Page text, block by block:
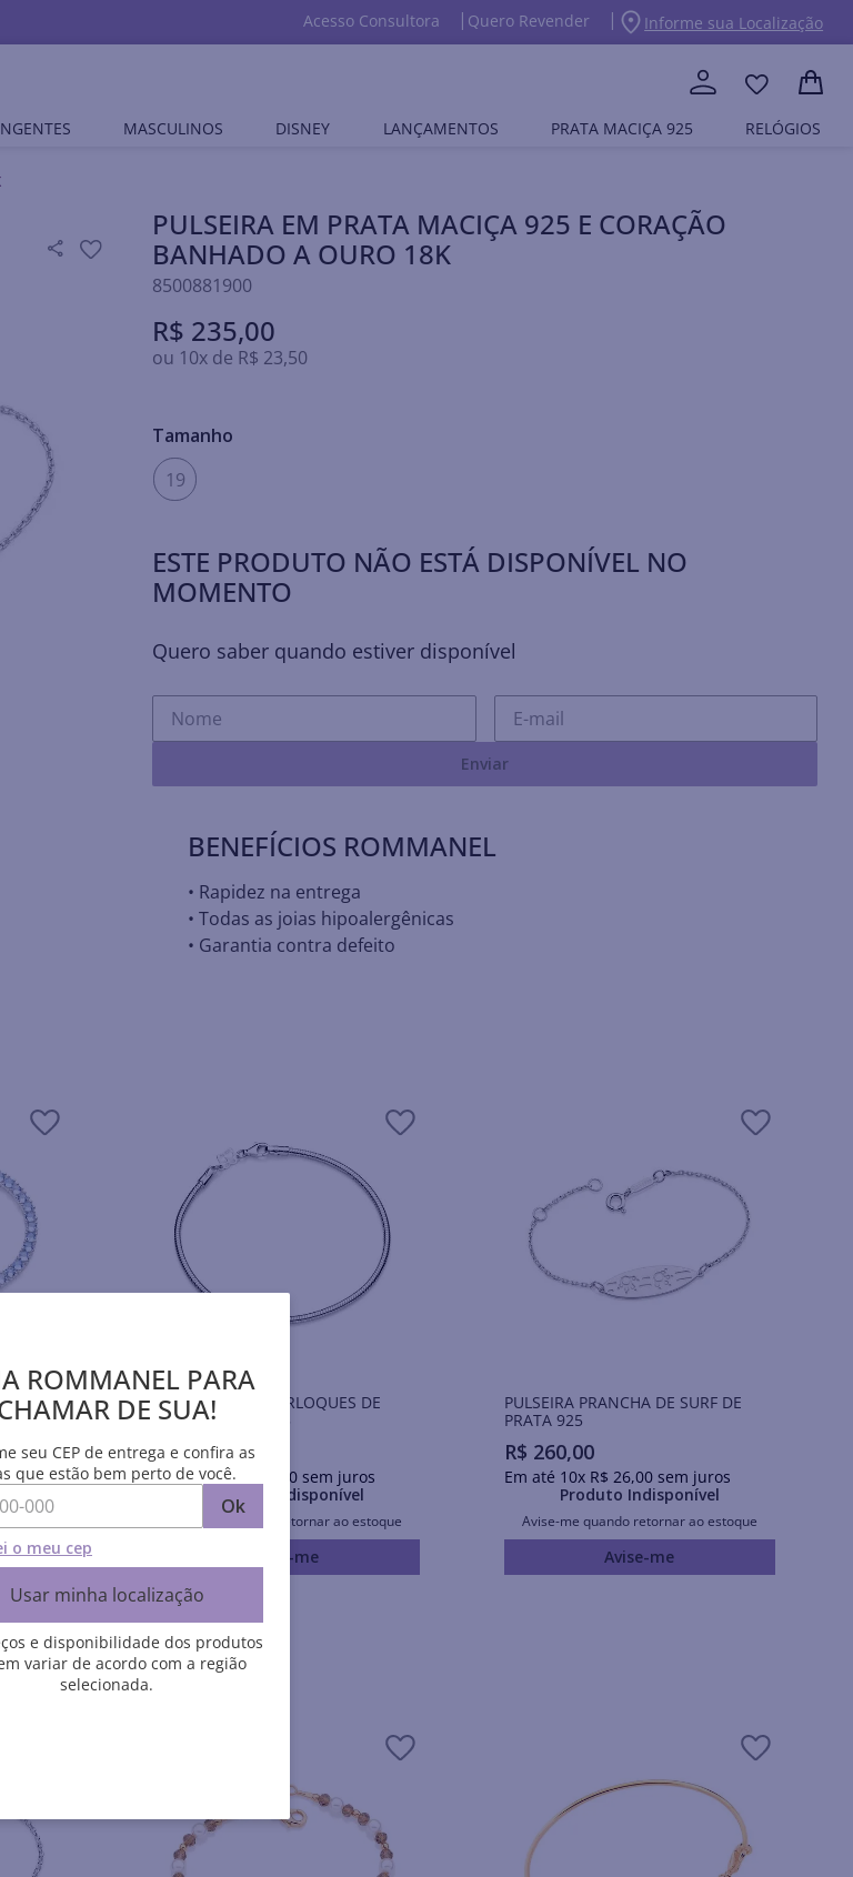
Acesso Consultora Quero Revender Informe sua Localização
MASCULINOS DISNEY LANÇAMENTOS PRATA MACIÇA 925 RELÓGIOS
PULSEIRA EM PRATA MACIÇA 925 E CORAÇÃO
BANHADO A OURO 18K
8500881900
R$ 235,00
ou 10x de R$ 23,50
Tamanho
19
ESTE PRODUTO NÃO ESTÁ DISPONÍVEL NO
MOMENTO
Quero saber quando estiver disponível
Enviar
BENEFÍCIOS ROMMANEL
• Rapidez na entrega
• Todas as joias hipoalergênicas
• Garantia contra defeito
MACIÇA
PULSEIRA PARA BERLOQUES DE
PRATA MACIÇA 925
R$ 518,00
Em até10xR$ 80sem juros
Produto Indisponível
Avise-me quando retornar ao estoque
Avise-me
PULSEIRA PRANCHA DE SURF DE
PRATA 925
R$ 260,00
Em até 10x R$ 26,00sem juros
Produto Indisponível
Avise-me quando retornar ao estoque
Avise-me
ROMMANEL PARA
DE SUA!
seu CEP de entrega e confira as
que estão bem perto de você.
Ok
o meu cep
Usar minha localização
e disponibilidade dos produtos
variar de acordo com a região
selecionada.